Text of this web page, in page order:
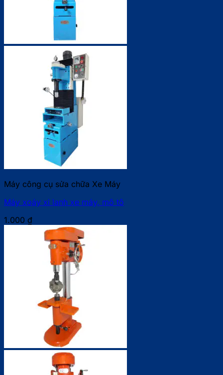
Máy công cụ sửa chữa Xe Máy
Máy xoáy xi lanh xe máy, mô tô
1.000 ₫